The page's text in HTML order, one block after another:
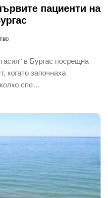
пациенти на
в Бургас посрещна
когато започнаха
спе…